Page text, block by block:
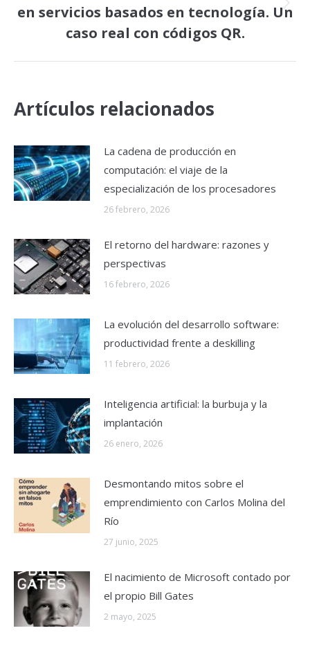
Publicación
siguiente:
en servicios basados en tecnología. Un
caso real con códigos QR.
Artículos relacionados
La cadena de producción en
computación: el viaje de la
especialización de los procesadores
26 febrero, 2026
El retorno del hardware: razones y
perspectivas
16 febrero, 2026
La evolución del desarrollo software:
productividad frente a deskilling
11 febrero, 2026
Inteligencia artificial: la burbuja y la
implantación
26 enero, 2026
Desmontando mitos sobre el
emprendimiento con Carlos Molina del
Río
27 junio, 2025
El nacimiento de Microsoft contado por
el propio Bill Gates
2 mayo, 2025